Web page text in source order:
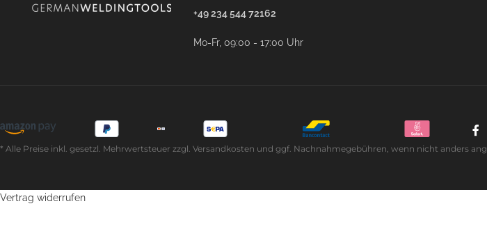
+49 234 544 72162
Mo-Fr, 09:00 - 17:00 Uhr
* Alle Preise inkl. gesetzl. Mehrwertsteuer zzgl. Versandkosten und ggf. Nachnahmegebühren, wenn nicht anders
Vertrag widerrufen